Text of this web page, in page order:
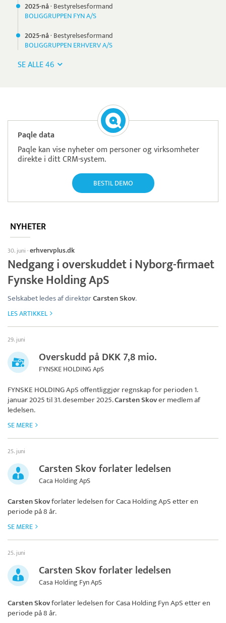
2025-nå· Bestyrelsesformand
BOLIGGRUPPEN FYN A/S
2025-nå· Bestyrelsesformand
BOLIGGRUPPEN ERHVERV A/S
SE ALLE 46
Paqle data
Paqle kan vise nyheter om personer og virksomheter
direkte i ditt CRM-system.
BESTIL DEMO
NYHETER
30. juni ·erhvervplus.dk
Nedgang i overskuddet i Nyborg-firmaet
Fynske Holding ApS
Selskabet ledes af direktørCarsten Skov.
LES ARTIKKEL
29. juni
Overskudd på DKK 7,8 mio.
FYNSKE HOLDING ApS
FYNSKE HOLDING ApSoffentliggjør regnskap for perioden 1.
januar 2025 til 31. desember 2025.Carsten Skover medlem af
ledelsen.
SE MERE
25. juni
Carsten Skov forlater ledelsen
Caca Holding ApS
Carsten Skovforlater ledelsen forCaca Holding ApSetter en
periode på 8 år.
SE MERE
25. juni
Carsten Skov forlater ledelsen
Casa Holding Fyn ApS
Carsten Skovforlater ledelsen forCasa Holding Fyn ApSetter en
periode på 8 år.